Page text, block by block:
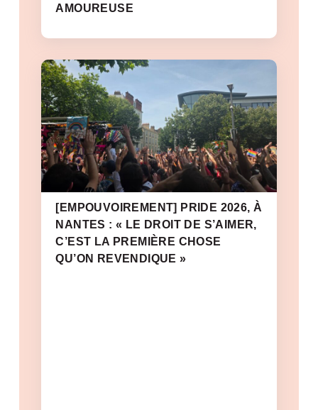
AMOUREUSE
[EMPOUVOIREMENT] PRIDE 2026, À
NANTES : « LE DROIT DE S’AIMER,
C’EST LA PREMIÈRE CHOSE
QU’ON REVENDIQUE »